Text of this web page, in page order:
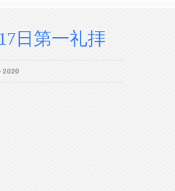
日第一礼拝
2020